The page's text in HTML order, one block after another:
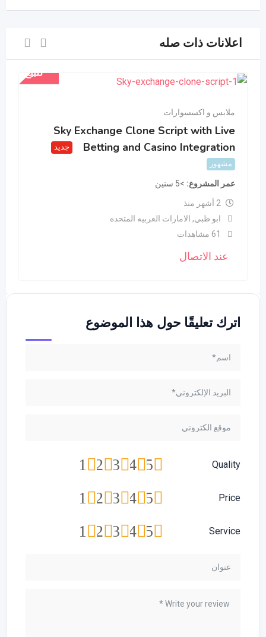
اعلانات ذات صله
للبيع
ملابس و اكسسوارات
Sky Exchange Clone Script with Live
Betting and Casino Integration
جديد
مشهور
عمر المشروع >5 سنين
2 أشهر منذ
ابو ظبي, الامارات العربيه المتحده
61 مشاهدات
عند الاتصال
اترك تعليقًا حول هذا الموضوع
Quality
5
4
3
2
1
Price
5
4
3
2
1
Service
5
4
3
2
1